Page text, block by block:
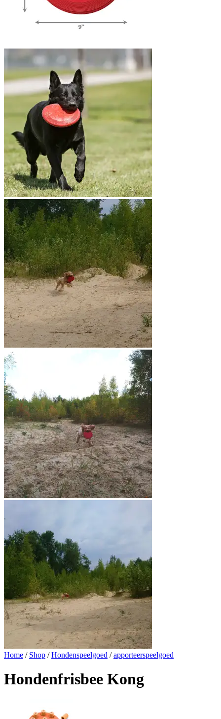
Home / Shop / Hondenspeelgoed / apporteerspeelgoed
Hondenfrisbee Kong